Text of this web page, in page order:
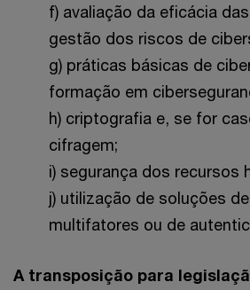
f) avaliação da eficácia
gestão dos riscos de
g) práticas básicas de
formação em
h) criptografia e, se for
cifragem;
i) segurança dos recursos
j) utilização de soluções
multifatores ou de
A transposição para